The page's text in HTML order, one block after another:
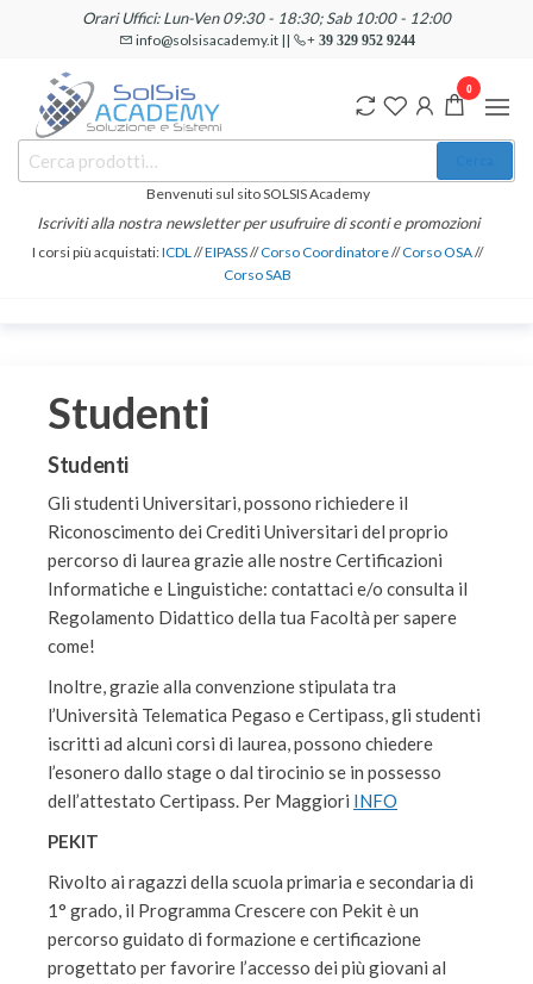
contenuto
Orari Uffici: Lun-Ven 09:30 - 18:30; Sab 10:00 - 12:00
info@solsisacademy.it || + 39 329 952 9244
SOLSIS
Academy
Corsi e
Certificazioni
Linguistiche
Benvenuti sul sito SOLSIS Academy
Iscriviti alla nostra newsletter per usufruire di sconti e promozioni
I corsi più acquistati:ICDL//EIPASS//Corso Coordinatore//Corso OSA//
Corso SAB
0
Studenti
Studenti
Gli studenti Universitari, possono richiedere il
Riconoscimento dei Crediti Universitari del proprio
percorso di laurea grazie alle nostre Certificazioni
Informatiche e Linguistiche: contattaci e/o consulta il
Regolamento Didattico della tua Facoltà per sapere
come!
Inoltre, grazie alla convenzione stipulata tra
l’Università Telematica Pegaso e Certipass, gli studenti
iscritti ad alcuni corsi di laurea, possono chiedere
l’esonero dallo stage o dal tirocinio se in possesso
dell’attestato Certipass. Per Maggiori INFO
PEKIT
Rivolto ai ragazzi della scuola primaria e secondaria di
1° grado, il Programma Crescere con Pekit è un
percorso guidato di formazione e certificazione
progettato per favorire l’accesso dei più giovani al